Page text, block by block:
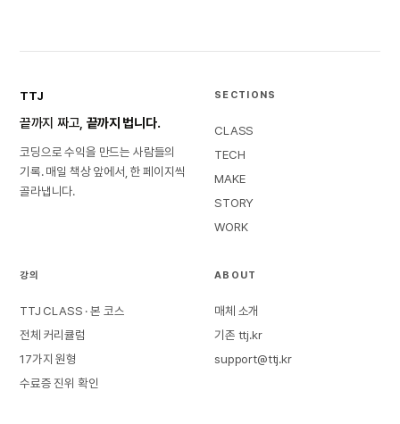
TTJ
끝까지 짜고, 끝까지 법니다.
코딩으로 수익을 만드는 사람들의
기록. 매일 책상 앞에서, 한 페이지씩
골라냅니다.
SECTIONS
CLASS
TECH
MAKE
STORY
WORK
강의
TTJ CLASS · 본 코스
전체 커리큘럼
17가지 원형
수료증 진위 확인
ABOUT
매체 소개
기존 ttj.kr
support@ttj.kr